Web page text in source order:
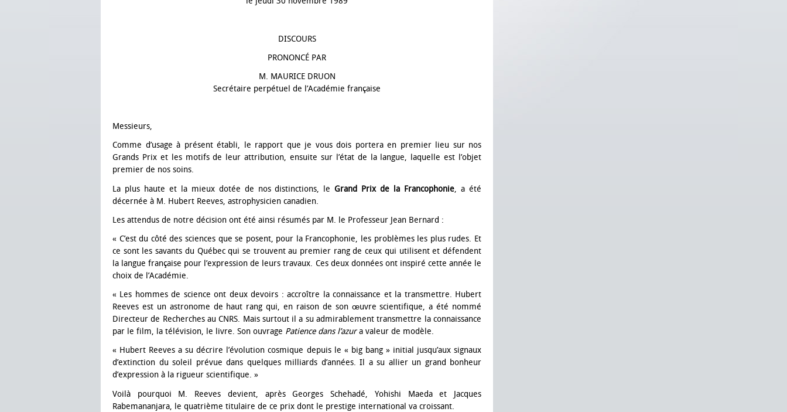
DISCOURS
PRONONCÉ PAR
M. MAURICE DRUON
Secrétaire perpétuel de l’Académie française
Messieurs,
Comme d’usage à présent établi, le rapport que je vous dois portera en premier lieu sur nos
Grands Prix et les motifs de leur attribution, ensuite sur l’état de la langue, laquelle est l’objet
premier de nos soins.
La plus haute et la mieux dotée de nos distinctions, leGrand Prix de la Francophonie, a été
décernée à M. Hubert Reeves, astrophysicien canadien.
Les attendus de notre décision ont été ainsi résumés par M. le Professeur Jean Bernard :
« C’est du côté des sciences que se posent, pour la Francophonie, les problèmes les plus rudes. Et
ce sont les savants du Québec qui se trouvent au premier rang de ceux qui utilisent et défendent
la langue française pour l’expression de leurs travaux. Ces deux données ont inspiré cette année le
choix de l’Académie.
« Les hommes de science ont deux devoirs : accroître la connaissance et la transmettre. Hubert
Reeves est un astronome de haut rang qui, en raison de son œuvre scientifique, a été nommé
Directeur de Recherches au CNRS. Mais surtout il a su admirablement transmettre la connaissance
par le film, la télévision, le livre. Son ouvrage Patience dans l’azura valeur de modèle.
« Hubert Reeves a su décrire l’évolution cosmique depuis le « big bang » initial jusqu’aux signaux
d’extinction du soleil prévue dans quelques milliards d’années. Il a su allier un grand bonheur
d’expression à la rigueur scientifique. »
Voilà pourquoi M. Reeves devient, après Georges Schehadé, Yohishi Maeda et Jacques
Rabemananjara, le quatrième titulaire de ce prix dont le prestige international va croissant.